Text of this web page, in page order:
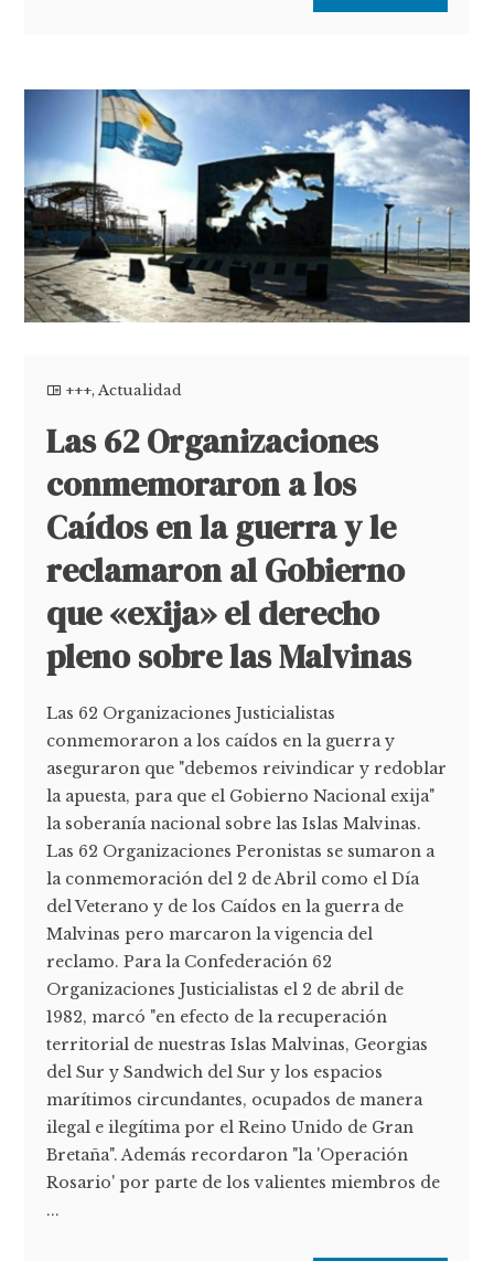
+++,Actualidad
Las 62 Organizaciones
conmemoraron a los
Caídos en la guerra y le
reclamaron al Gobierno
que «exija» el derecho
pleno sobre las Malvinas
Las 62 Organizaciones Justicialistas
conmemoraron a los caídos en la guerra y
aseguraron que "debemos reivindicar y redoblar
la apuesta, para que el Gobierno Nacional exija"
la soberanía nacional sobre las Islas Malvinas.
Las 62 Organizaciones Peronistas se sumaron a
la conmemoración del 2 de Abril como el Día
del Veterano y de los Caídos en la guerra de
Malvinas pero marcaron la vigencia del
reclamo. Para la Confederación 62
Organizaciones Justicialistas el 2 de abril de
1982, marcó "en efecto de la recuperación
territorial de nuestras Islas Malvinas, Georgias
del Sur y Sandwich del Sur y los espacios
marítimos circundantes, ocupados de manera
ilegal e ilegítima por el Reino Unido de Gran
Bretaña". Además recordaron "la 'Operación
Rosario' por parte de los valientes miembros de
...